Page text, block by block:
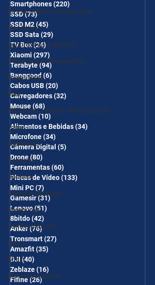
Kit Placa Mãe+Processador
Monitores
Suportes para Monitor
Cooler para Processador
Power Bank
Mifa
AliExpress - Promo Novo Usuário
Jogos
Gabinetes
Cadeiras
Realme
Copos e Garrafas
Notebooks
Fontes para PC
Temu
Shein
Eletrodomésticos
Smartphones(220)
SSD(73)73 posts
SSD M2(45)
SSD Sata (29)
TV Box(24)24 posts
Xiaomi (297)
Terabyte(94)94 posts
Banggood (6)
Cabos USB(20)
Carregadores(32)
Mouse(68)
Webcam(10)
Alimentos e Bebidas(34)
Microfone(34)
Câmera Digital (5)
Drone(80)
Ferramentas(60)
Placas de Vídeo(133)
Mini PC(7)
Gamesir(31)31 posts
Lenovo(51)
8bitdo(42)
Anker(76)76 posts
Tronsmart(27)
Amazfit(35)
DJI(40)
Zeblaze(16)
Fifine(26)26 posts